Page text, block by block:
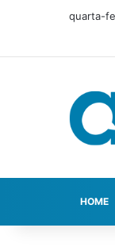
quarta-
HOME